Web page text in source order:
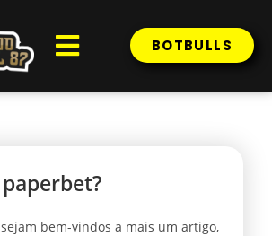
BOTBULLS
sejam bem-vindos a mais um artigo,